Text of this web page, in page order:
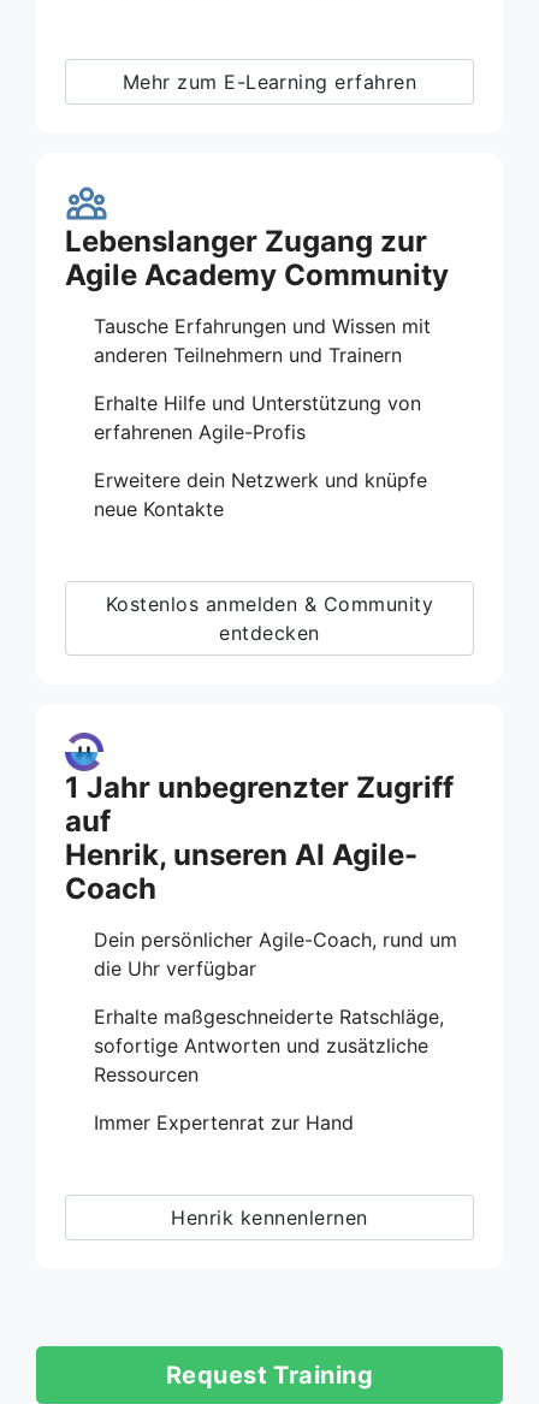
Mehr zum E-Learning erfahren
Lebenslanger Zugang zur
Agile Academy Community
Tausche Erfahrungen und Wissen mit
anderen Teilnehmern und Trainern
Erhalte Hilfe und Unterstützung von
erfahrenen Agile-Profis
Erweitere dein Netzwerk und knüpfe
neue Kontakte
Kostenlos anmelden & Community
entdecken
1 Jahr unbegrenzter Zugriff
auf
Henrik, unseren AI Agile-
Coach
Dein persönlicher Agile-Coach, rund um
die Uhr verfügbar
Erhalte maßgeschneiderte Ratschläge,
sofortige Antworten und zusätzliche
Ressourcen
Immer Expertenrat zur Hand
Henrik kennenlernen
Request Training